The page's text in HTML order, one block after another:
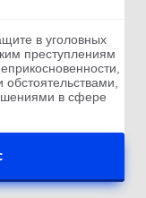
в уголовных
преступлениям
в сфере